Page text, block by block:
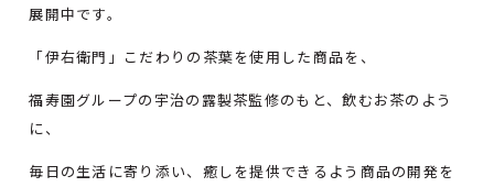
展開中です。
「伊右衛門」こだわりの茶葉を使用した商品を、
福寿園グループの宇治の露製茶監修のもと、飲むお茶のよう
に、
毎日の生活に寄り添い、癒しを提供できるよう商品の開発を